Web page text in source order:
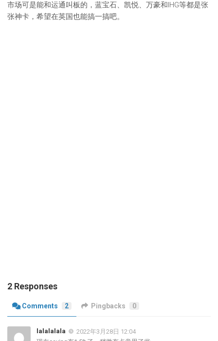
市场可是能和运通叫板的，蓝宝石、凯悦、万豪和IHG等都是张
张神卡，希望在英国也能搞一搞吧。
2 Responses
Comments 2 Pingbacks 0
lalalalala
2022年3月28日 12:04